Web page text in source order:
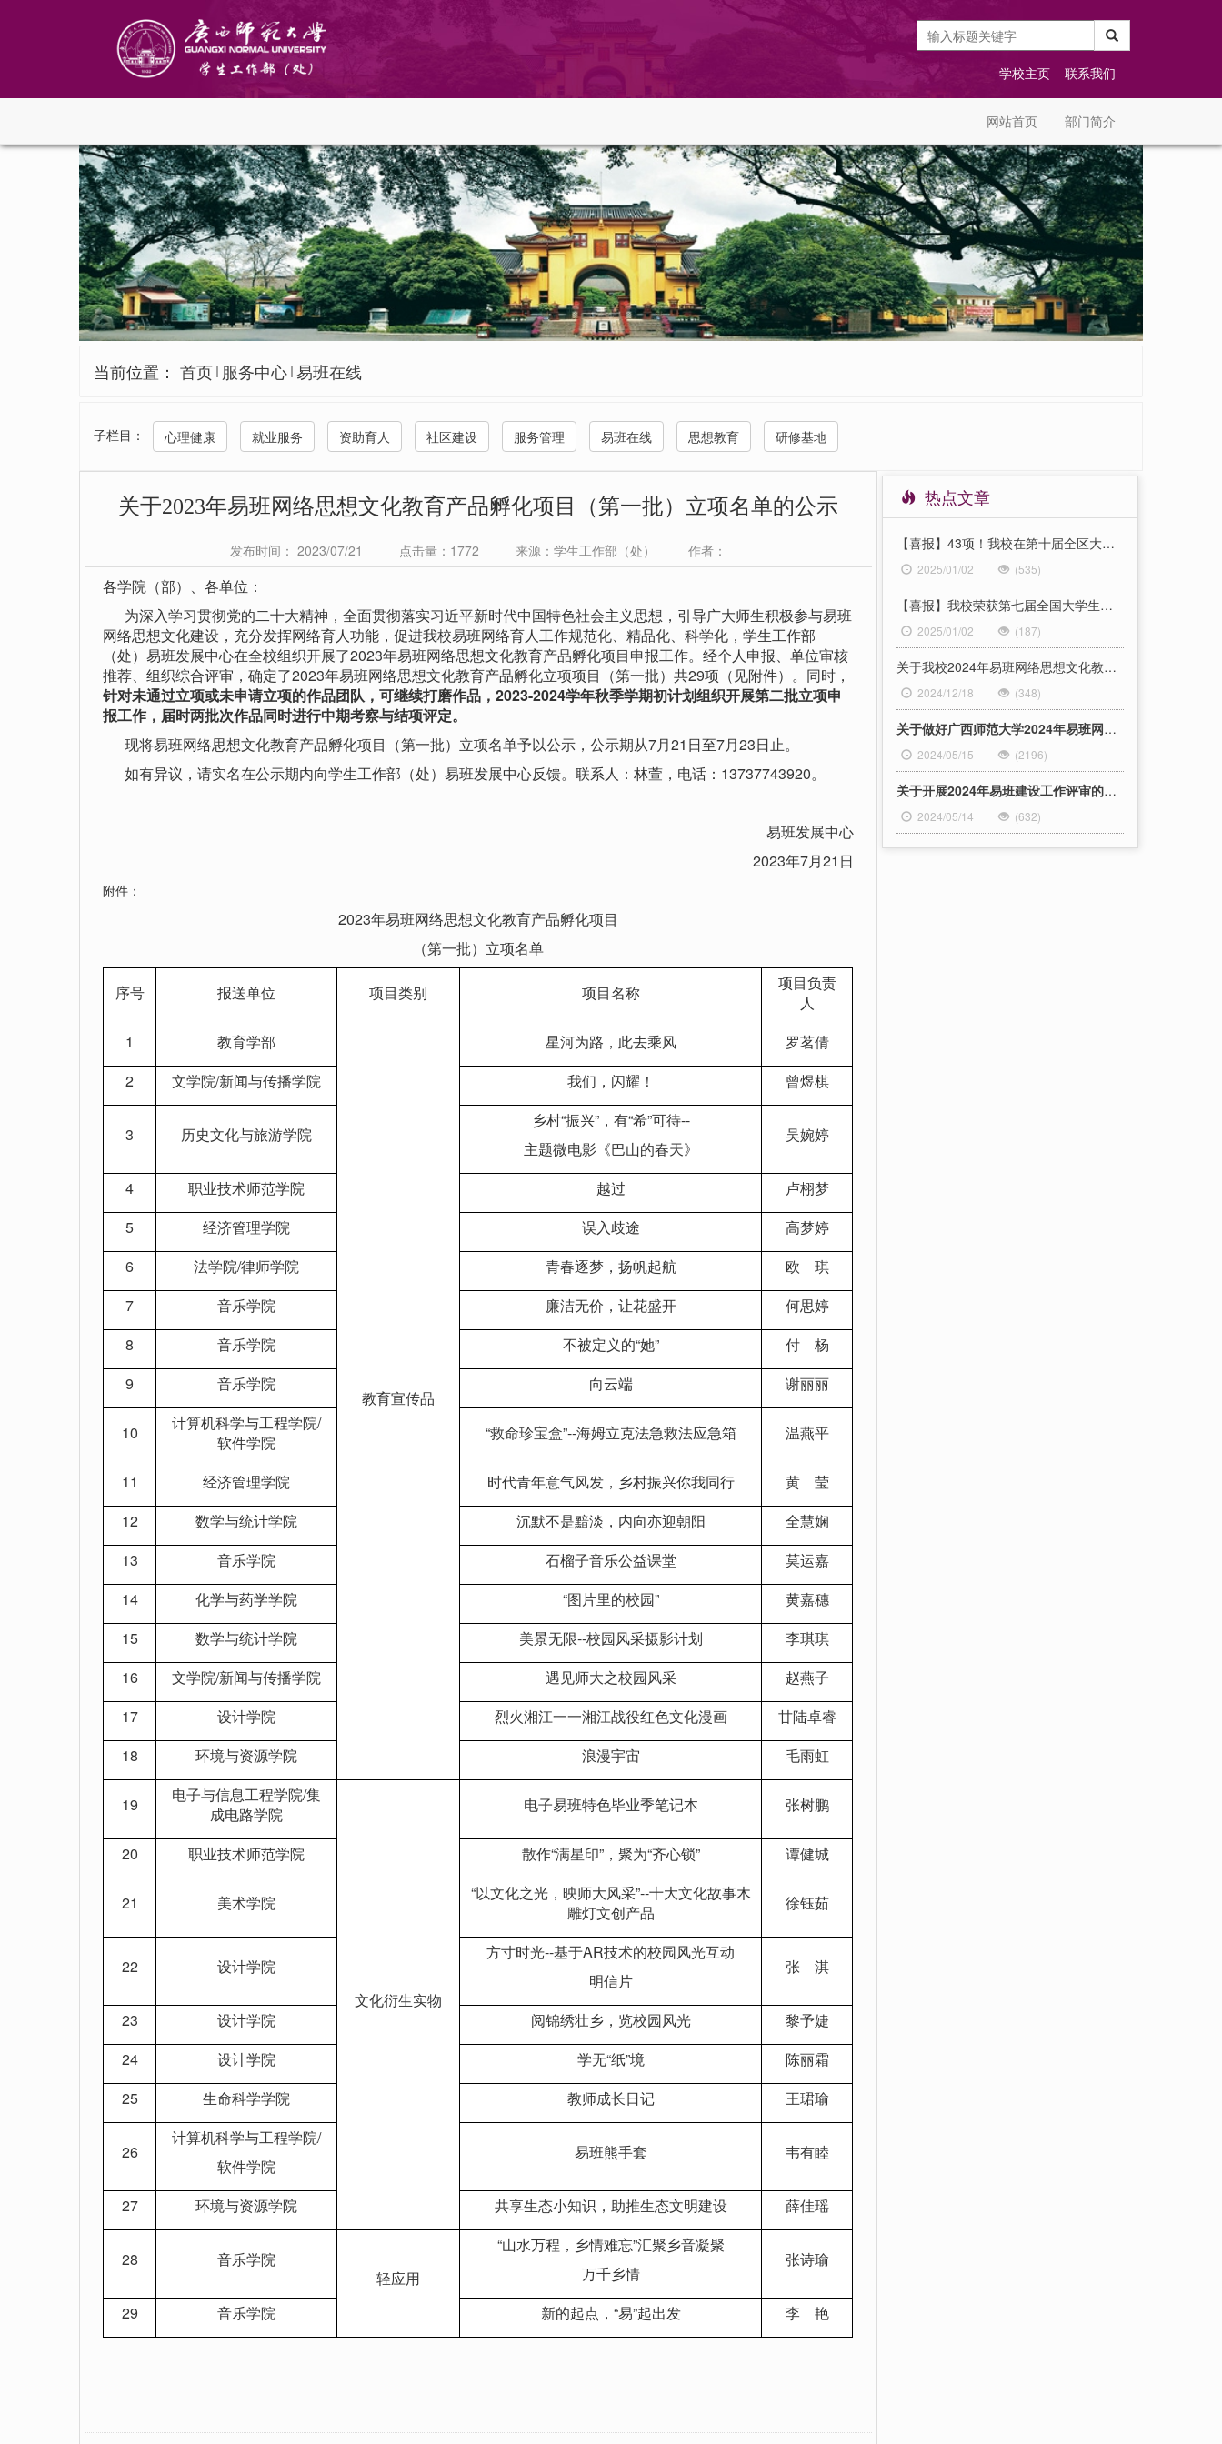
学校主页 联系我们
网站首页 部门简介
当前位置： 首页 服务中心 易班在线
子栏目： 心理健康 就业服务 资助育人 社区建设 服务管理 易班在线 思想教育 研修基地
关于2023年易班网络思想文化教育产品孵化项目（第一批）立项名单的公示
发布时间： 2023/07/21 点击量： 1772 来源：学生工作部（处） 作者：
各学院（部）、各单位：
为深入学习贯彻党的二十大精神，全面贯彻落实习近平新时代中国特色社会主义思想，引导广大师生积极参与易班
网络思想文化建设，充分发挥网络育人功能，促进我校易班网络育人工作规范化、精品化、科学化，学生工作部
（处）易班发展中心在全校组织开展了2023年易班网络思想文化教育产品孵化项目申报工作。经个人申报、单位审核
推荐、组织综合评审，确定了2023年易班网络思想文化教育产品孵化立项项目（第一批）共29项（见附件）。同时，
针对未通过立项或未申请立项的作品团队，可继续打磨作品，2023-2024学年秋季学期初计划组织开展第二批立项申
报工作，届时两批次作品同时进行中期考察与结项评定。
现将易班网络思想文化教育产品孵化项目（第一批）立项名单予以公示，公示期从7月21日至7月23日止。
如有异议，请实名在公示期内向学生工作部（处）易班发展中心反馈。联系人：林萱，电话：13737743920。
易班发展中心
2023年7月21日
附件：
2023年易班网络思想文化教育产品孵化项目
（第一批）立项名单
序号 报送单位 项目类别 项目名称
项目负责
人
1
教育学部
教育宣传品
星河为路，此去乘风
罗茗倩
2
文学院/新闻与传播学院 我们，闪耀！ 曾煜棋
3 历史文化与旅游学院
乡村“振兴”，有“希”可待--
主题微电影《巴山的春天》
吴婉婷
4 职业技术师范学院 越过
卢栩梦
5
经济管理学院 误入歧途
高梦婷
6
法学院/律师学院 青春逐梦，扬帆起航
欧 琪
7
音乐学院 廉洁无价，让花盛开
何思婷
8
音乐学院 不被定义的“她”
付 杨
9
音乐学院 向云端 谢丽丽
10
计算机科学与工程学院/
软件学院
“救命珍宝盒”--海姆立克法急救法应急箱 温燕平
11 经济管理学院 时代青年意气风发，乡村振兴你我同行
黄 莹
12
数学与统计学院 沉默不是黯淡，内向亦迎朝阳
全慧娴
13
音乐学院 石榴子音乐公益课堂
莫运嘉
14
化学与药学学院 “图片里的校园”
黄嘉穗
15
数学与统计学院 美景无限--校园风采摄影计划
李琪琪
16
文学院/新闻与传播学院 遇见师大之校园风采
赵燕子
17
设计学院 烈火湘江一一湘江战役红色文化漫画
甘陆卓睿
18
环境与资源学院 浪漫宇宙 毛雨虹
19
电子与信息工程学院/集
成电路学院
文化衍生实物
电子易班特色毕业季笔记本 张树鹏
20 职业技术师范学院 散作“满星印”，聚为“齐心锁” 谭健城
21 美术学院
“以文化之光，映师大风采”--十大文化故事木
雕灯文创产品
徐钰茹
22 设计学院
方寸时光--基于AR技术的校园风光互动
明信片
张 淇
23 设计学院 阅锦绣壮乡，览校园风光
黎予婕
24
设计学院 学无“纸”境
陈丽霜
25
生命科学学院 教师成长日记 王珺瑜
26
计算机科学与工程学院/
软件学院
易班熊手套 韦有睦
27 环境与资源学院 共享生态小知识，助推生态文明建设 薛佳瑶
28
音乐学院
轻应用
“山水万程，乡情难忘”汇聚乡音凝聚
万千乡情
张诗瑜
29 音乐学院 新的起点，“易”起出发 李 艳
热点文章
【喜报】43项！我校在第十届全区大学生网络文化节活动和2024年网络教育优秀作品推选展示活动中喜获佳绩
2025/01/02 (535)
【喜报】我校荣获第七届全国大学生网络文化节优秀组织奖
2025/01/02 (187)
关于我校2024年易班网络思想文化教育产品孵化项目结项验收结果的公示
2024/12/18 (348)
关于做好广西师范大学2024年易班网络思想文化教育产品孵化项目申报工作的通知
2024/05/15 (2196)
关于开展2024年易班建设工作评审的通知
2024/05/14 (632)